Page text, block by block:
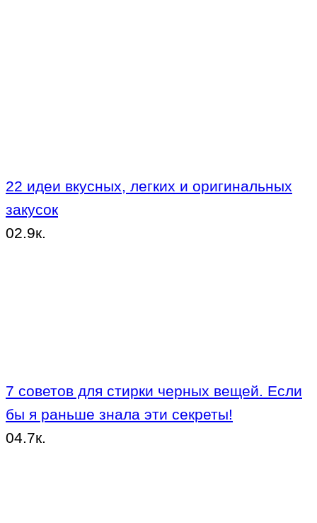
22 идеи вкусных, легких и оригинальных
закусок
02.9к.
7 советов для стирки черных вещей. Если
бы я раньше знала эти секреты!
04.7к.